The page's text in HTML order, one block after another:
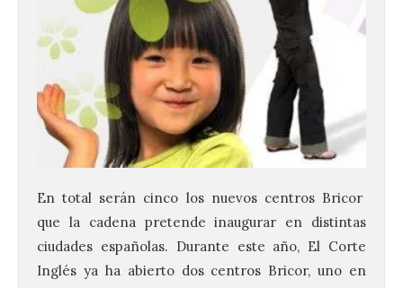
En total serán cinco los nuevos centros Bricor
que la cadena pretende inaugurar en distintas
ciudades españolas. Durante este año, El Corte
Inglés ya ha abierto dos centros Bricor, uno en